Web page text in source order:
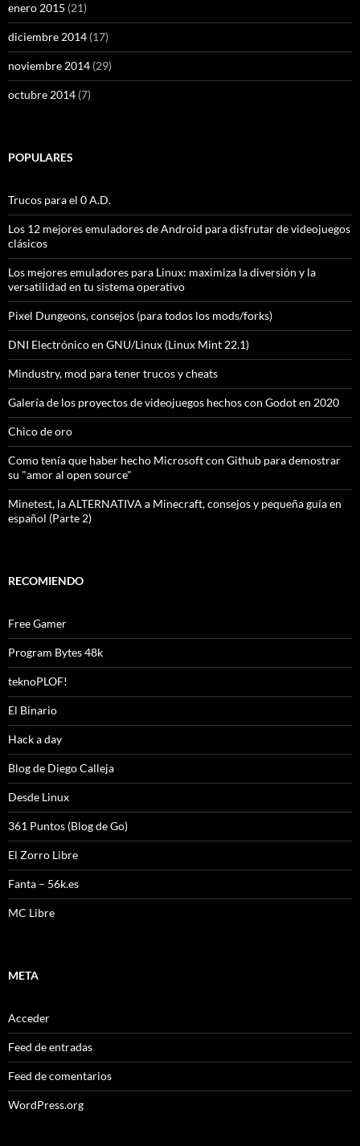
enero 2015 (21)
diciembre 2014 (17)
noviembre 2014 (29)
octubre 2014 (7)
POPULARES
Trucos para el 0 A.D.
Los 12 mejores emuladores de Android para disfrutar de videojuegos
clásicos
Los mejores emuladores para Linux: maximiza la diversión y la
versatilidad en tu sistema operativo
Pixel Dungeons, consejos (para todos los mods/forks)
DNI Electrónico en GNU/Linux (Linux Mint 22.1)
Mindustry, mod para tener trucos y cheats
Galería de los proyectos de videojuegos hechos con Godot en 2020
Chico de oro
Como tenía que haber hecho Microsoft con Github para demostrar
su "amor al open source"
Minetest, la ALTERNATIVA a Minecraft, consejos y pequeña guía en
español (Parte 2)
RECOMIENDO
Free Gamer
Program Bytes 48k
teknoPLOF!
El Binario
Hack a day
Blog de Diego Calleja
Desde Linux
361 Puntos (Blog de Go)
El Zorro Libre
Fanta – 56k.es
MC Libre
META
Acceder
Feed de entradas
Feed de comentarios
WordPress.org